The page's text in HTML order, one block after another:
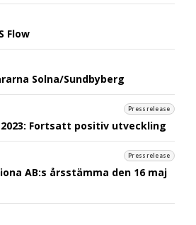
Flow
Solna/Sundbyberg
Pressrelease
Fortsatt positiv utveckling
Pressrelease
AB:s årsstämma den 16 maj